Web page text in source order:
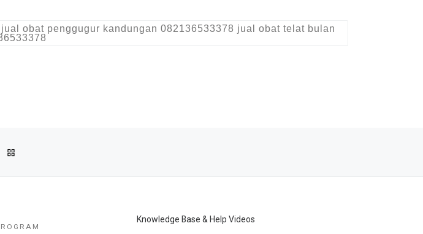
obat penggugur kandungan 082136533378 jual obat telat bulan
Knowledge Base & Help Videos